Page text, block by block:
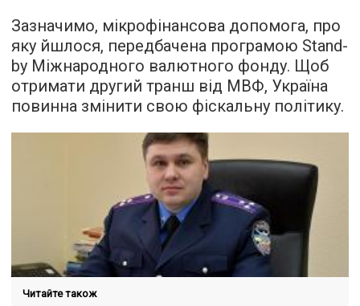
Зазначимо, мікрофінансова допомога, про
яку йшлося, передбачена програмою Stand-
by Міжнародного валютного фонду. Щоб
отримати другий транш від МВФ, Україна
повинна змінити свою фіскальну політику.
Читайте також